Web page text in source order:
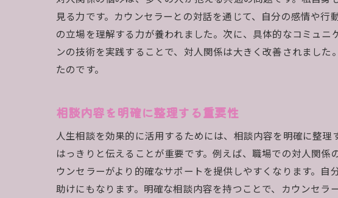
相談
深い
苦
新し
困難
見る力です。カウンセラーとの対話を通じて、自分の感情や
の立場を理解する力が養われました。次に、具体的なコミュ
ンの技術を実践することで、対人関係は大きく改善されまし
たのです。
相談内容を明確に整理する重要性
人生相談を効果的に活用するためには、相談内容を明確に整
はっきりと伝えることが重要です。例えば、職場での対人関
ウンセラーがより的確なサポートを提供しやすくなります。
助けにもなります。明確な相談内容を持つことで、カウンセ